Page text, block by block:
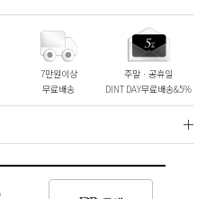
7만원이상
무료배송
주말ㆍ공휴일
DINT DAY무료배송&5%